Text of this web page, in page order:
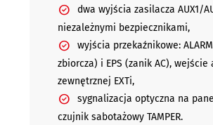
dwa wyjścia zasilacza AUX1/
niezależnymi bezpiecznikami,
wyjścia przekaźnikowe:
zbiorcza) i EPS (zanik AC), wejście
zewnętrznej EXTi,
sygnalizacja optyczna na
czujnik sabotażowy TAMPER.